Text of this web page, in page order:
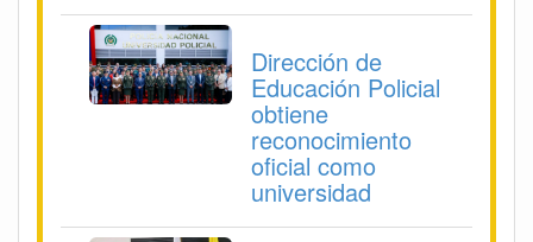
Dirección de
Educación Policial
obtiene
reconocimiento
oficial como
universidad